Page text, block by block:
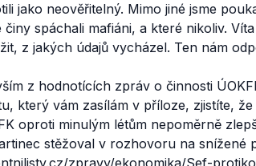
jako neověřitelný. Mimo jiné jsme
činy spáchali mafiáni, a které nikoliv.
z jakých údajů vycházel. Ten nám
z hodnotících zpráv o činnosti
který vám zasílám v příloze, zjistíte,
oproti minulým létům nepoměrně
stěžoval v rozhovoru na snížené
zpravy/ekonomika/Sef-